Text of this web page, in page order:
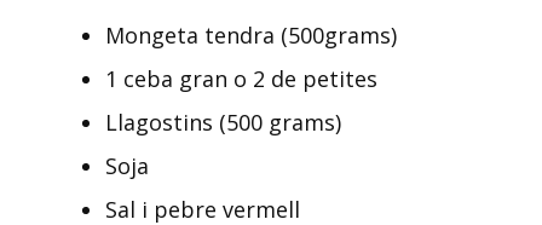
Mongeta tendra (500grams)
1 ceba gran o 2 de petites
Llagostins (500 grams)
Soja
Sal i pebre vermell